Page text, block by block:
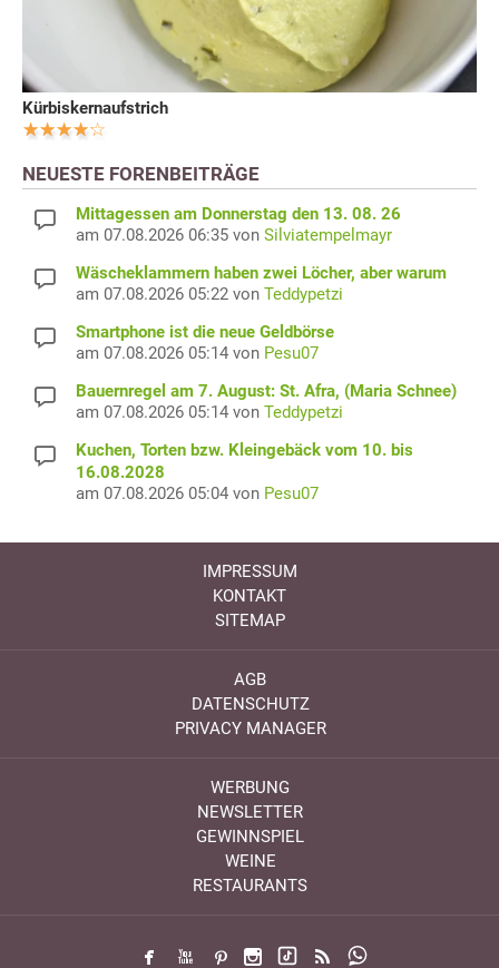
Kürbiskernaufstrich
NEUESTE FORENBEITRÄGE
Mittagessen am Donnerstag den 13. 08. 26
am 07.08.2026 06:35 von Silviatempelmayr
Wäscheklammern haben zwei Löcher, aber warum
am 07.08.2026 05:22 von Teddypetzi
Smartphone ist die neue Geldbörse
am 07.08.2026 05:14 von Pesu07
Bauernregel am 7. August: St. Afra, (Maria Schnee)
am 07.08.2026 05:14 von Teddypetzi
Kuchen, Torten bzw. Kleingebäck vom 10. bis
16.08.2028
am 07.08.2026 05:04 von Pesu07
IMPRESSUM
KONTAKT
SITEMAP
AGB
DATENSCHUTZ
PRIVACY MANAGER
WERBUNG
NEWSLETTER
GEWINNSPIEL
WEINE
RESTAURANTS